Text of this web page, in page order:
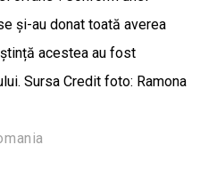
și-au donat toată averea
acestea au fost
Sursa Credit foto: Ramona